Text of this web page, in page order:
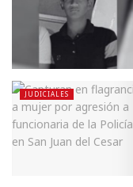
JUDICIALES